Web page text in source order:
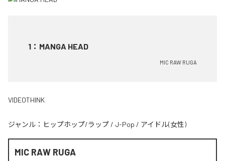
1 ： MANGA HEAD
MIC RAW RUGA
VIDEOTHINK
ジャンル： ヒップホップ/ラップ / J-Pop / アイドル(女性)
MIC RAW RUGA